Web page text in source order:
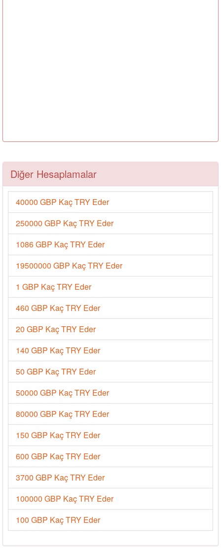
Diğer Hesaplamalar
40000 GBP Kaç TRY Eder
250000 GBP Kaç TRY Eder
1086 GBP Kaç TRY Eder
19500000 GBP Kaç TRY Eder
1 GBP Kaç TRY Eder
460 GBP Kaç TRY Eder
20 GBP Kaç TRY Eder
140 GBP Kaç TRY Eder
50 GBP Kaç TRY Eder
50000 GBP Kaç TRY Eder
80000 GBP Kaç TRY Eder
150 GBP Kaç TRY Eder
600 GBP Kaç TRY Eder
3700 GBP Kaç TRY Eder
100000 GBP Kaç TRY Eder
100 GBP Kaç TRY Eder